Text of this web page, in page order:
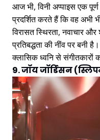
आज भी, विनी अप्पाइस एक
प्रदर्शित करते हैं कि वह अभी
विरासत स्थिरता, नवाचार
प्रतिबद्धता की नींव पर बनी
क्लासिक ध्वनि से संगीतकारों
9. जॉय जॉर्डिसन